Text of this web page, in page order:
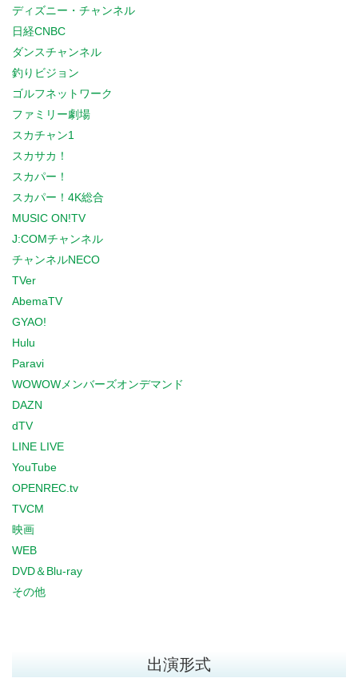
ディズニー・チャンネル
日経CNBC
ダンスチャンネル
釣りビジョン
ゴルフネットワーク
ファミリー劇場
スカチャン1
スカサカ！
スカパー！
スカパー！4K総合
MUSIC ON!TV
J:COMチャンネル
チャンネルNECO
TVer
AbemaTV
GYAO!
Hulu
Paravi
WOWOWメンバーズオンデマンド
DAZN
dTV
LINE LIVE
YouTube
OPENREC.tv
TVCM
映画
WEB
DVD＆Blu-ray
その他
出演形式